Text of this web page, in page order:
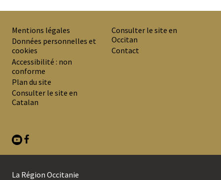
PREMIER
MENU
DE
BAS
DE
Mentions légales
Données personnelles et
cookies
Accessibilité : non
conforme
Plan du site
Consulter le site en
Catalan
Consulter le site en
Occitan
Contact
La Région Occitanie